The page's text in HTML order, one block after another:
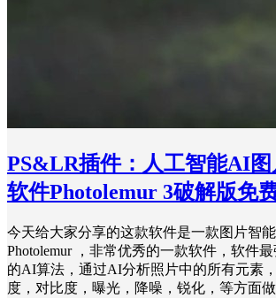
PS&LR插件：人工智能AI
软件Photolemur 3破解版免
今天给大家分享的这款软件是一款图片智
Photolemur ，非常优秀的一款软件，软件
的AI算法，通过AI分析照片中的所有元素
度，对比度，曝光，降噪，锐化，等方面